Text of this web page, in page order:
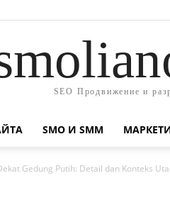
SEO Продвижение и
SMO И SMM
Gedung Putih: Detail dan Konteks